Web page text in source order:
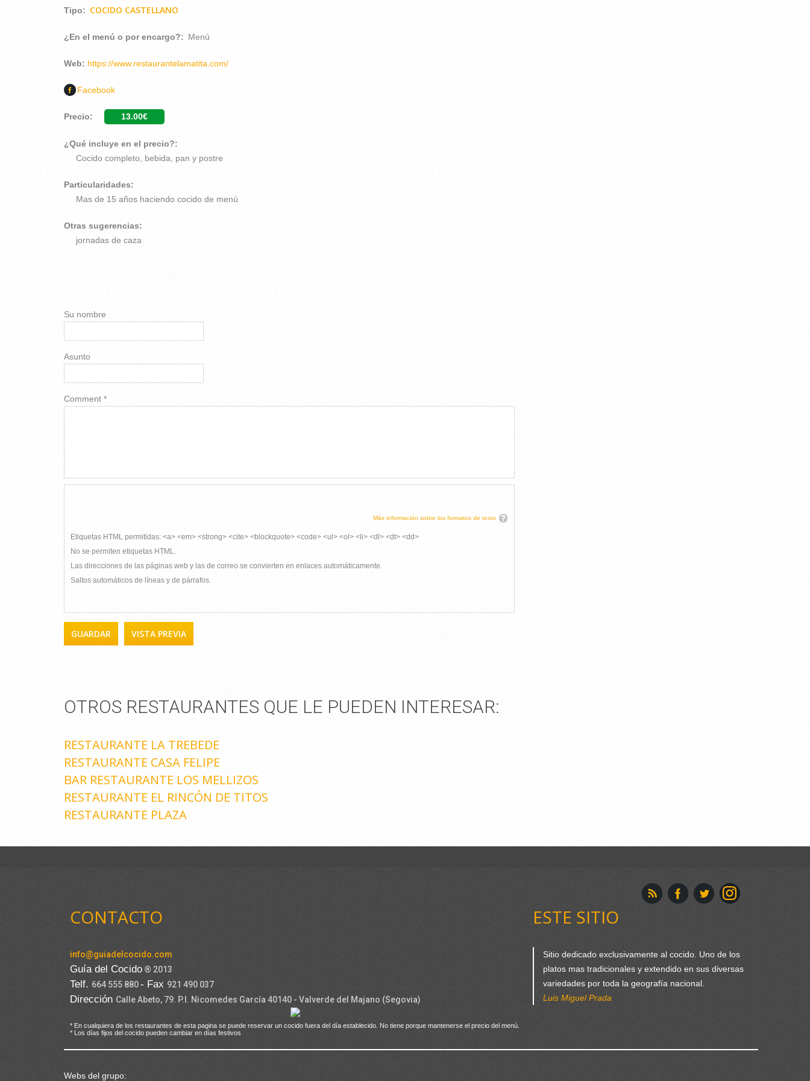
Tipo: COCIDO CASTELLANO
¿En el menú o por encargo?: Menú
Web: https://www.restaurantelamatita.com/
Facebook
Precio: 13.00€
¿Qué incluye en el precio?:
Cocido completo, bebida, pan y postre
Particularidades:
Mas de 15 años haciendo cocido de menú
Otras sugerencias:
jornadas de caza
Su nombre
Asunto
Comment *
Más información sobre los formatos de texto
Etiquetas HTML permitidas: <a> <em> <strong> <cite> <blockquote> <code> <ul> <ol> <li> <dl> <dt> <dd>
No se permiten etiquetas HTML.
Las direcciones de las páginas web y las de correo se convierten en enlaces automáticamente.
Saltos automáticos de líneas y de párrafos.
OTROS RESTAURANTES QUE LE PUEDEN INTERESAR:
RESTAURANTE LA TREBEDE
RESTAURANTE CASA FELIPE
BAR RESTAURANTE LOS MELLIZOS
RESTAURANTE EL RINCÓN DE TITOS
RESTAURANTE PLAZA
CONTACTO
info@guiadelcocido.com
Guía del Cocido ® 2013
Telf. 664 555 880- Fax 921 490 037
Dirección Calle Abeto, 79. P.I. Nicomedes García 40140 - Valverde del Majano (Segovia)
* En cualquiera de los restaurantes de esta pagina se puede reservar un cocido fuera del día establecido. No tiene porque mantenerse el precio del menú.
* Los días fijos del cocido pueden cambiar en días festivos
ESTE SITIO
Sitio dedicado exclusivamente al cocido. Uno de los
platos mas tradicionales y extendido en sus diversas
variedades por toda la geografía nacional.
Luis Miguel Prada
Webs del grupo: